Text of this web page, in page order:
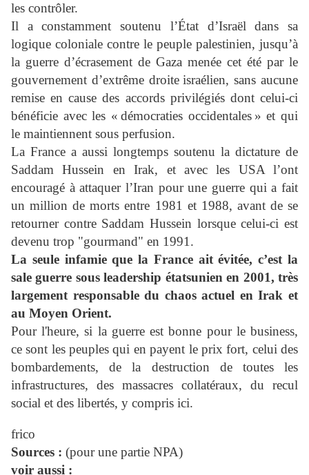
les contrôler.
Il a constamment soutenu l’État d’Israël dans sa
logique coloniale contre le peuple palestinien, jusqu’à
la guerre d’écrasement de Gaza menée cet été par le
gouvernement d’extrême droite israélien, sans aucune
remise en cause des accords privilégiés dont celui-ci
bénéficie avec les « démocraties occidentales » et qui
le maintiennent sous perfusion.
La France a aussi longtemps soutenu la dictature de
Saddam Hussein en Irak, et avec les USA l’ont
encouragé à attaquer l’Iran pour une guerre qui a fait
un million de morts entre 1981 et 1988, avant de se
retourner contre Saddam Hussein lorsque celui-ci est
devenu trop "gourmand" en 1991.
La seule infamie que la France ait évitée, c’est la
sale guerre sous leadership étatsunien en 2001, très
largement responsable du chaos actuel en Irak et
au Moyen Orient.
Pour l'heure, si la guerre est bonne pour le business,
ce sont les peuples qui en payent le prix fort, celui des
bombardements, de la destruction de toutes les
infrastructures, des massacres collatéraux, du recul
social et des libertés, y compris ici.
frico
Sources : (pour une partie NPA)
voir aussi :